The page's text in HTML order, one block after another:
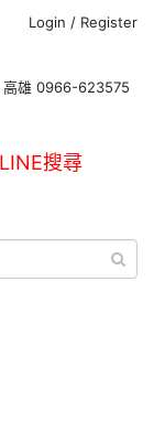
Login / Register
高雄 0966-623575
搜尋